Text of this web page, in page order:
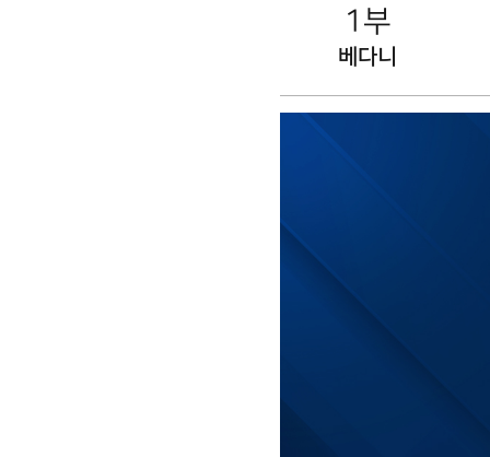
1부
베다니